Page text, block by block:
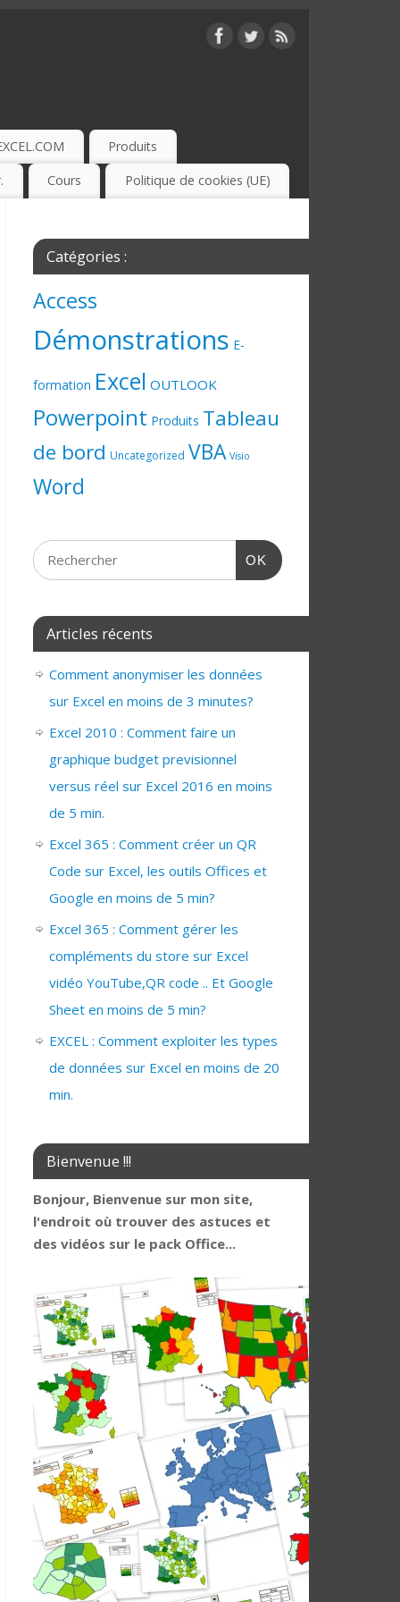
Produits
Cours Politique de cookies (UE)
Catégories :
Access
Démonstrations E-
formation Excel OUTLOOK
Powerpoint Produits Tableau
de bord Uncategorized VBA Visio
Word
OK
Articles récents
Comment anonymiser les données
sur Excel en moins de 3 minutes?
Excel 2010 : Comment faire un
graphique budget previsionnel
versus réel sur Excel 2016 en moins
de 5 min.
Excel 365 : Comment créer un QR
Code sur Excel, les outils Offices et
Google en moins de 5 min?
Excel 365 : Comment gérer les
compléments du store sur Excel
vidéo YouTube,QR code .. Et Google
Sheet en moins de 5 min?
EXCEL : Comment exploiter les types
de données sur Excel en moins de 20
min.
Bienvenue !!!
Bonjour, Bienvenue sur mon site,
l'endroit où trouver des astuces et
des vidéos sur le pack Office...